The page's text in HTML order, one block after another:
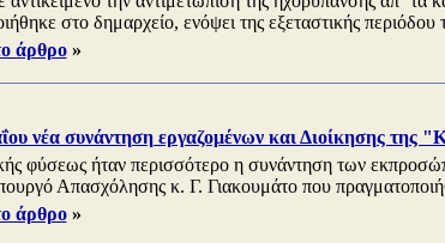
στο δημαρχείο, ενόψει της εξεταστικής
άρθρο»
νέα συνάντηση εργαζομένων και Διοίκησης της
φύσεως ήταν περισσότερο η συνάντηση των
Απασχόλησης κ. Γ. Γιακουμάτο που
άρθρο»